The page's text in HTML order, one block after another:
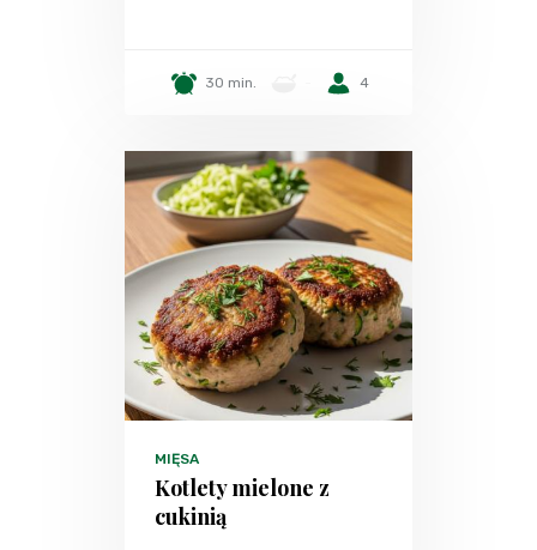
30 min. 4
MIĘSA
Kotlety mielone z
cukinią